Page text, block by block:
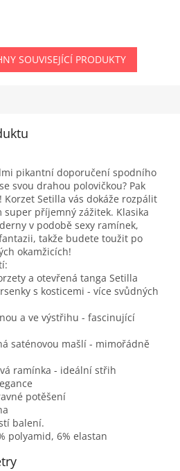
SOUVISEJÍCÍ PRODUKTY
pikantní doporučení spodního
svou drahou polovičkou? Pak
Setilla vás dokáže rozpálit
super příjemný zážitek. Klasika
v podobě sexy ramínek,
takže budete toužit po
okamžicích!
a otevřená tanga Setilla
s kosticemi - více svůdných
a ve výstřihu - fascinující
saténovou mašlí - mimořádně
ramínka - ideální střih
potěšení
balení.
polyamid, 6% elastan